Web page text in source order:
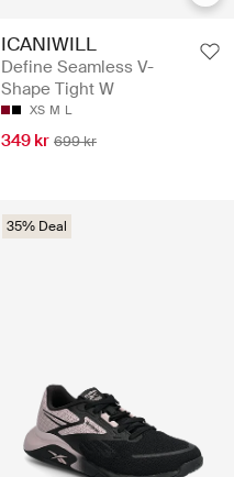
ICANIWILL
Define Seamless V-
Shape Tight W
XS M L
349 kr 699 kr
35% Deal